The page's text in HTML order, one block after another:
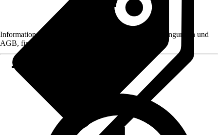
Informationen des Verkäufers, wie z. B. Rückgabebedingungen und
AGB, finden Sie bei Klick auf den Verkäufernamen.